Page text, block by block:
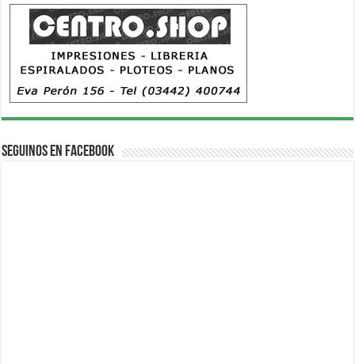
Seguinos en Facebook